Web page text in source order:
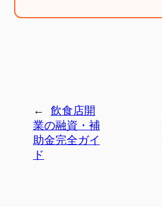
←
飲食店開
業の融資・補
助金完全ガイ
ド